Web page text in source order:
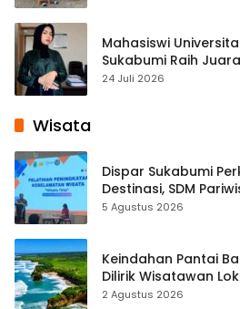
Mahasiswi
Sukabumi Raih
Pembelajaran
24 Juli 2026
Wisata
Dispar Sukabumi
Destinasi, SDM
hingga Teknik
5 Agustus 2026
Keindahan Pantai
Dilirik Wisatawan
2 Agustus 2026